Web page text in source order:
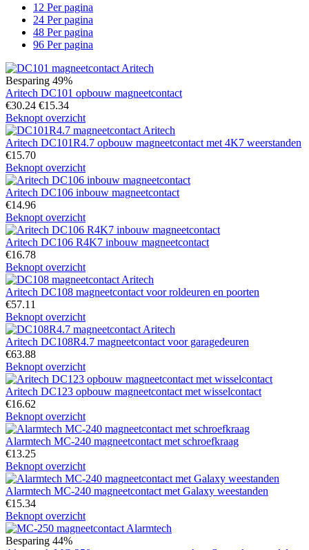
12 Per pagina
24 Per pagina
48 Per pagina
96 Per pagina
Besparing 49%
Aritech DC101 opbouw magneetcontact
€30.24 €15.34
Beknopt overzicht
Aritech DC101R4.7 opbouw magneetcontact met 4K7 weerstanden
€15.70
Beknopt overzicht
Aritech DC106 inbouw magneetcontact
€14.96
Beknopt overzicht
Aritech DC106 R4K7 inbouw magneetcontact
€16.78
Beknopt overzicht
Aritech DC108 magneetcontact voor roldeuren en poorten
€57.11
Beknopt overzicht
Aritech DC108R4.7 magneetcontact voor garagedeuren
€63.88
Beknopt overzicht
Aritech DC123 opbouw magneetcontact met wisselcontact
€16.62
Beknopt overzicht
Alarmtech MC-240 magneetcontact met schroefkraag
€13.25
Beknopt overzicht
Alarmtech MC-240 magneetcontact met Galaxy weestanden
€15.34
Beknopt overzicht
Besparing 44%